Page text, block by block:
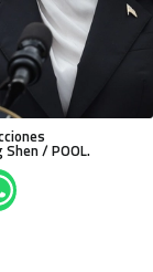
Shen / POOL.